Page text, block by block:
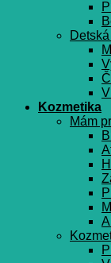
Kozmetika
Mám